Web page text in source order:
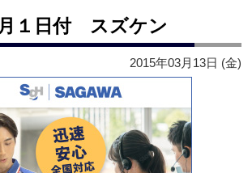
月１日付 スズケン
2015年03月13日 (金)